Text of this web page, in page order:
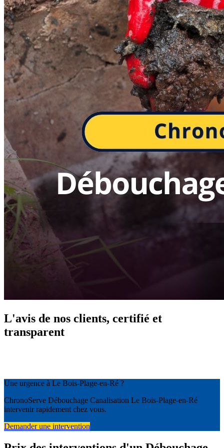
L'avis de nos clients, certifié et
transparent
Une urgence à Le Bois-Plage-en-Ré ?
ChronoServe Débouchage Canalisation Le Bois-Plage-en-Ré
intervenir rapidement chez vous.
Demander une intervention